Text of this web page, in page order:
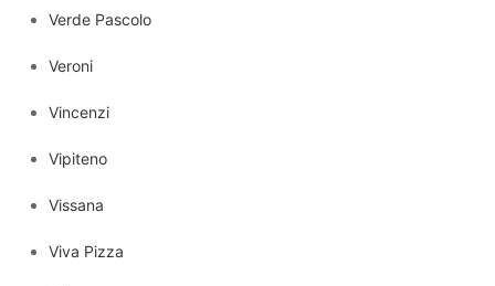
Verde Pascolo
Veroni
Vincenzi
Vipiteno
Vissana
Viva Pizza